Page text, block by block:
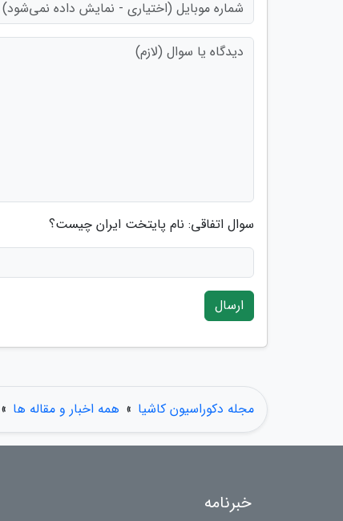
سوال اتفاقی: نام پایتخت ایران چیست؟
ارسال
مجله دکوراسیون کاشیا » همه اخبار و مقاله ها »
خبرنامه